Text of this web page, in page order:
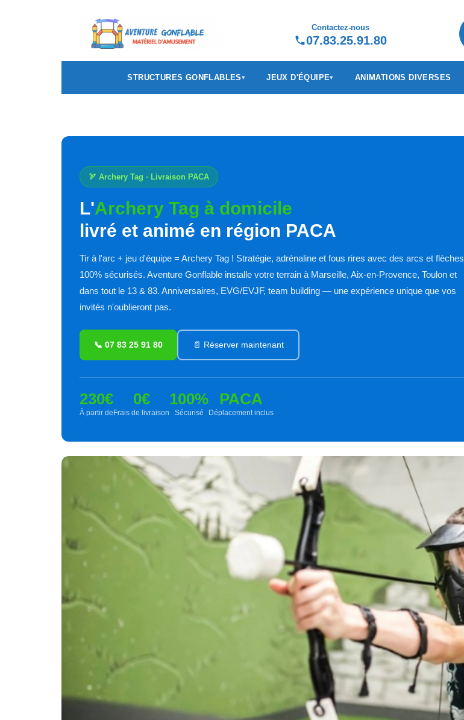
Contactez-nous
07.83.25.91.80
STRUCTURES GONFLABLES JEUX D'ÉQUIPE ANIMATIONS DIVERSES
🏹 Archery Tag · Livraison PACA
L'Archery Tag à domicile
livré et animé en région PACA
Tir à l'arc + jeu d'équipe = Archery Tag ! Stratégie, adrénaline et fous rires avec des arcs et flèches
100% sécurisés. Aventure Gonflable installe votre terrain à Marseille, Aix-en-Provence, Toulon et
dans tout le 13 & 83. Anniversaires, EVG/EVJF, team building — une expérience unique que vos
invités n'oublieront pas.
📞 07 83 25 91 80 📄 Réserver maintenant
230€
À partir de
0€
Frais de livraison
100%
Sécurisé
PACA
Déplacement inclus